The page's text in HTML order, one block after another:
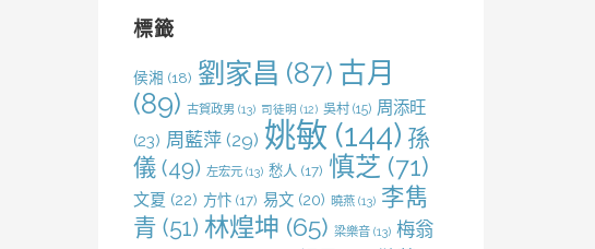
標籤
侯湘 (18) 劉家昌 (87) 古月
(89) 古賀政男 (13) 司徒明 (12) 吳村(15) 周添旺
(23) 周藍萍(29) 姚敏 (144) 孫
儀(49) 左宏元(13) 愁人 (17) 慎芝 (71)
文夏 (22) 方忭(17) 易文(20) 曉燕(13) 李雋
青 (51) 林煌坤 (65) 梁樂音(13) 梅翁